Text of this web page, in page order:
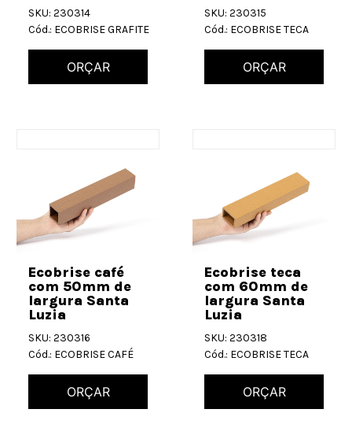
SKU: 230314
Cód.: ECOBRISE GRAFITE
ORÇAR
SKU: 230315
Cód.: ECOBRISE TECA
ORÇAR
Ecobrise café
com 50mm de
largura Santa
Luzia
SKU: 230316
Cód.: ECOBRISE CAFÉ
ORÇAR
Ecobrise teca
com 60mm de
largura Santa
Luzia
SKU: 230318
Cód.: ECOBRISE TECA
ORÇAR